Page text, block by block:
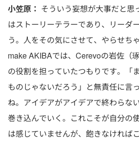
小笠原： そういう妄想が大事だと思
はストーリーテラーであり、リーダ
う。人をその気にさせて、やらせち
make AKIBAでは、Cerevoの岩佐（
の役割を担っていたつもりです。「
ものじゃないだろう」と無責任に言
ね。アイデアがアイデアで終わらな
巻き込んでいく。これこそが自分の
は感じていませんが、飽きなければ